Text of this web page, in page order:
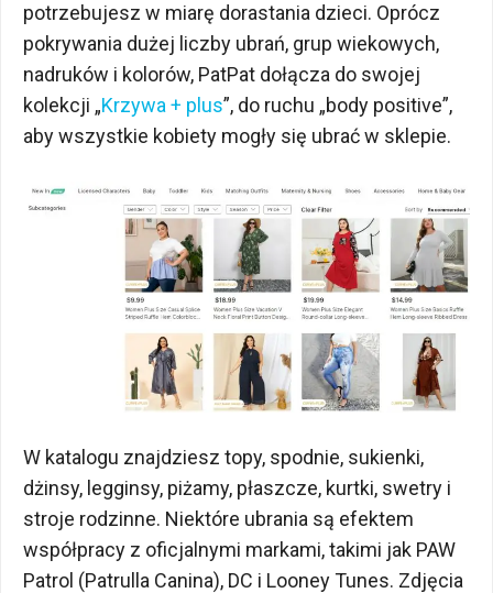
potrzebujesz w miarę dorastania dzieci. Oprócz
pokrywania dużej liczby ubrań, grup wiekowych,
nadruków i kolorów, PatPat dołącza do swojej
kolekcji „Krzywa + plus”, do ruchu „body positive”,
aby wszystkie kobiety mogły się ubrać w sklepie.
W katalogu znajdziesz topy, spodnie, sukienki,
dżinsy, legginsy, piżamy, płaszcze, kurtki, swetry i
stroje rodzinne. Niektóre ubrania są efektem
współpracy z oficjalnymi markami, takimi jak PAW
Patrol (Patrulla Canina), DC i Looney Tunes. Zdjęcia